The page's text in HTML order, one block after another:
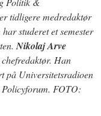
tidligere medredaktør
studeret et semester
Nikolaj Arve
Han
på Universitetsradioen
Policyforum. FOTO: